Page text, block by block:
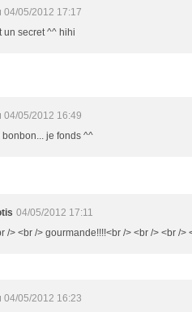
04/05/2012 17:17
un secret ^^ hihi
04/05/2012 16:49
bonbon... je fonds ^^
04/05/2012 17:11
/> <br /> gourmande!!!!<br /> <br /> <br />
04/05/2012 16:23